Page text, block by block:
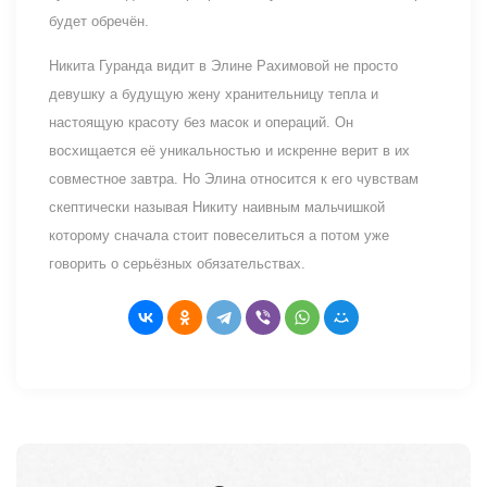
будет обречён.
Никита Гуранда видит в Элине Рахимовой не просто
девушку а будущую жену хранительницу тепла и
настоящую красоту без масок и операций. Он
восхищается её уникальностью и искренне верит в их
совместное завтра. Но Элина относится к его чувствам
скептически называя Никиту наивным мальчишкой
которому сначала стоит повеселиться а потом уже
говорить о серьёзных обязательствах.